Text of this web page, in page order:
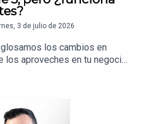
3 de julio de 2026
los cambios en
los aproveches en tu negocio